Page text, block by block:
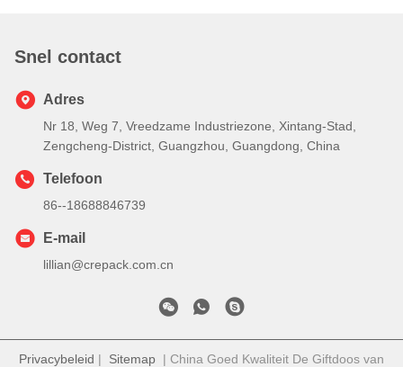
Snel contact
Adres
Nr 18, Weg 7, Vreedzame Industriezone, Xintang-Stad,
Zengcheng-District, Guangzhou, Guangdong, China
Telefoon
86--18688846739
E-mail
lillian@crepack.com.cn
Privacybeleid | Sitemap | China Goed Kwaliteit De Giftdoos van